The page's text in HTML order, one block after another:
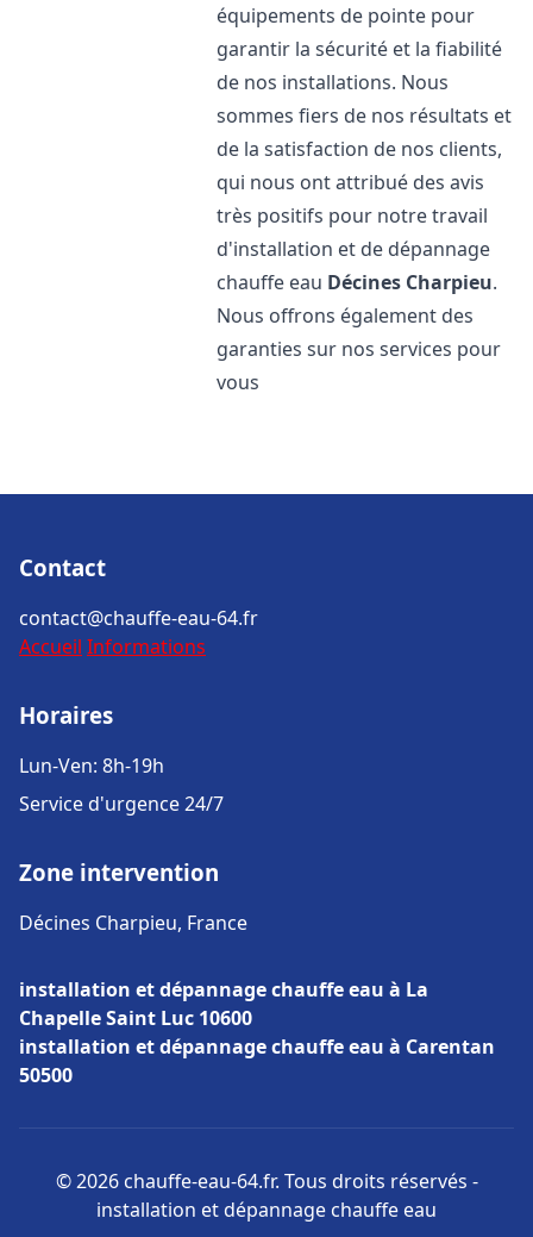
équipements de pointe pour
garantir la sécurité et la fiabilité
de nos installations. Nous
sommes fiers de nos résultats et
de la satisfaction de nos clients,
qui nous ont attribué des avis
très positifs pour notre travail
d'installation et de dépannage
chauffe eau Décines Charpieu.
Nous offrons également des
garanties sur nos services pour
vous
Contact
contact@chauffe-eau-64.fr
Accueil Informations
Horaires
Lun-Ven: 8h-19h
Service d'urgence 24/7
Zone intervention
Décines Charpieu, France
installation et dépannage chauffe eau à La
Chapelle Saint Luc 10600
installation et dépannage chauffe eau à Carentan
50500
© 2026 chauffe-eau-64.fr. Tous droits réservés -
installation et dépannage chauffe eau